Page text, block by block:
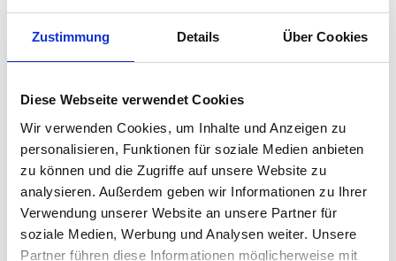
Zustimmung Details Über Cookies
Diese Webseite verwendet Cookies
Wir verwenden Cookies, um Inhalte und Anzeigen zu
personalisieren, Funktionen für soziale Medien anbieten
zu können und die Zugriffe auf unsere Website zu
analysieren. Außerdem geben wir Informationen zu Ihrer
Verwendung unserer Website an unsere Partner für
soziale Medien, Werbung und Analysen weiter. Unsere
Partner führen diese Informationen möglicherweise mit
Erfolgsfaktor 2: Permanente organisatorische
Verankerung
Verantwortung für das Projektmanagement fest verankert
und die Weiterentwicklung des PM, ist für die Qualifizierung
des Projekt- und PM-Personal verantwortlich und kümmert
sich um operative Aufgaben wie Beratung und Coaching
sowie die systematische Auswertung der Praxiserfahrungen